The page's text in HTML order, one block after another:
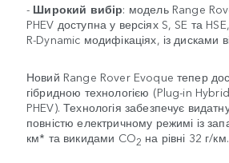
- Широкий вибір: модель Range
PHEV доступна у версіях S, SE та
R-Dynamic модифікаціях, із дисками
Новий Range Rover Evoque тепер
гібридною технологією (Plug-in
PHEV). Технологія забезпечує
повністю електричному режимі із
км* та викидами CO2 на рівні 32 г/км.